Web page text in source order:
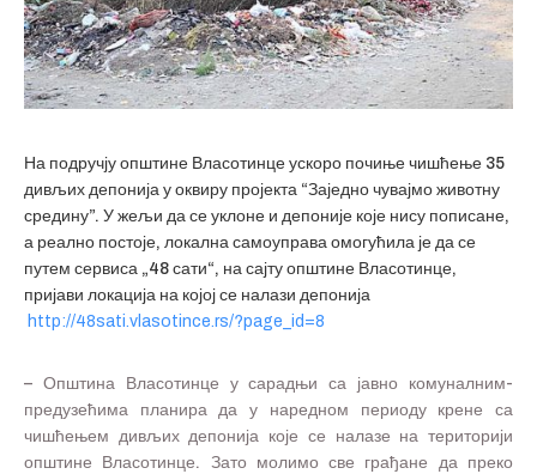
На подручју општине Власотинце ускоро почиње чишћење 35
дивљих депонија у оквиру пројекта “Заједно чувајмо животну
средину”. У жељи да се уклоне и депоније које нису пописане,
а реално постоје, локална самоуправа омогућила је да се
путем сервиса „48 сати“, на сајту општине Власотинце,
пријави локација на којој се налази депонија
http://48sati.vlasotince.rs/?page_id=8
– Општина Власотинце у сарадњи са јавно комуналним-
предузећима планира да у наредном периоду крене са
чишћењем дивљих депонија које се налазе на територији
општине Власотинце. Зато молимо све грађане да преко